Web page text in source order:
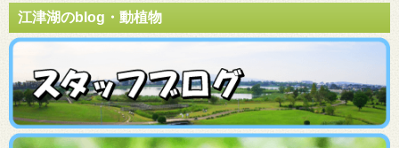
江津湖のblog・動植物